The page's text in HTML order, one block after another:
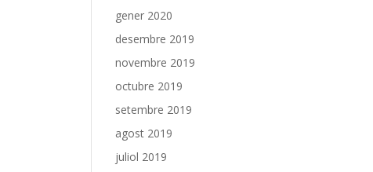
gener 2020
desembre 2019
novembre 2019
octubre 2019
setembre 2019
agost 2019
juliol 2019